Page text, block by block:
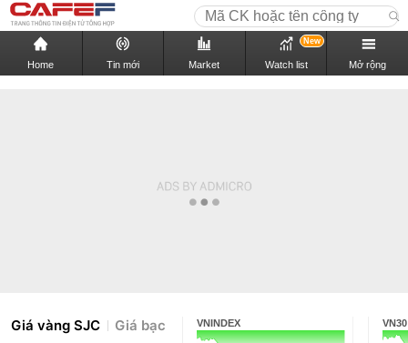
Home Tin mới Market Watch list
New
Mở rộng
Giá vàng SJC Giá bạc VNINDEX VN30